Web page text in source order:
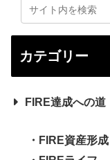
カテゴリー
FIRE達成への道
FIRE資産形成